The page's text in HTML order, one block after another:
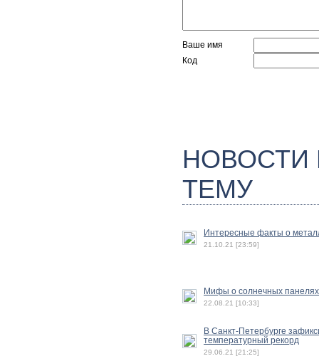
Ваше имя
Код
ТЕМУ
Интересные факты о
21.10.21 [23:59]
Мифы о солнечных панелях
22.08.21 [10:33]
В Санкт-Петербурге
температурный рекорд
29.06.21 [21:25]